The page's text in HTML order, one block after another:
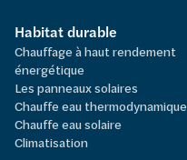
Habitat durable
Chauffage à haut rendement
énergétique
Les panneaux solaires
Chauffe eau thermodynamique
Chauffe eau solaire
Climatisation